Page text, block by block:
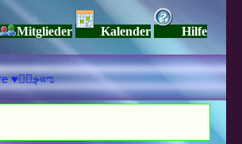
Mitglieder Kalender Hilfe
♥ڿڰۣ«ಌ SPIRITUELLE Я Ξ √ Ω L U T ↑ ☼ N - Forum - WE ARE ALL ❤NE L♡ve ● Pe▲ce ● Light☀ Nothing But L♡ve Here ♥ڿڰۣ«ಌ